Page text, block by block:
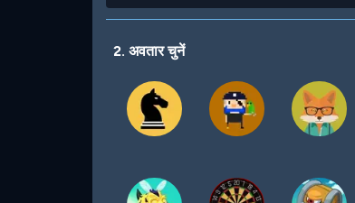
2. अवतार चुनें